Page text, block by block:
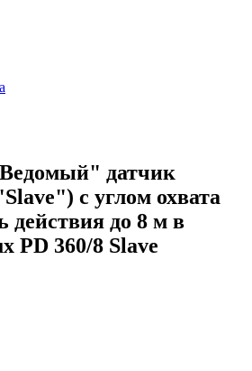
датчик
с углом охвата
действия до 8 м в
PD 360/8 Slave